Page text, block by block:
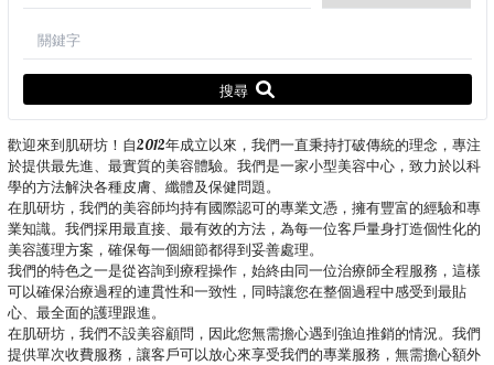
搜尋
歡迎來到肌研坊！自2012年成立以來，我們一直秉持打破傳統的理念，專注
於提供最先進、最實質的美容體驗。我們是一家小型美容中心，致力於以科
學的方法解決各種皮膚、纖體及保健問題。
在肌研坊，我們的美容師均持有國際認可的專業文憑，擁有豐富的經驗和專
業知識。我們採用最直接、最有效的方法，為每一位客戶量身打造個性化的
美容護理方案，確保每一個細節都得到妥善處理。
我們的特色之一是從咨詢到療程操作，始終由同一位治療師全程服務，這樣
可以確保治療過程的連貫性和一致性，同時讓您在整個過程中感受到最貼
心、最全面的護理跟進。
在肌研坊，我們不設美容顧問，因此您無需擔心遇到強迫推銷的情況。我們
提供單次收費服務，讓客戶可以放心來享受我們的專業服務，無需擔心額外